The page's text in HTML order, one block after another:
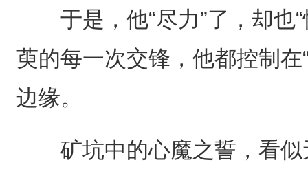
于是，他“尽力”了，却也“
萸的每一次交锋，他都控制在
边缘。
矿坑中的心魔之誓，看似